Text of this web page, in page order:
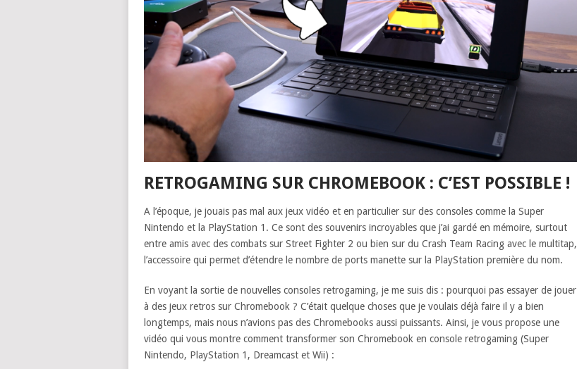
RETROGAMING SUR CHROMEBOOK : C’EST POSSIBLE !
A l’époque, je jouais pas mal aux jeux vidéo et en particulier sur des consoles comme la Super
Nintendo et la PlayStation 1. Ce sont des souvenirs incroyables que j’ai gardé en mémoire, surtout
entre amis avec des combats sur Street Fighter 2 ou bien sur du Crash Team Racing avec le multitap,
l’accessoire qui permet d’étendre le nombre de ports manette sur la PlayStation première du nom.
En voyant la sortie de nouvelles consoles retrogaming, je me suis dis : pourquoi pas essayer de jouer
à des jeux retros sur Chromebook ? C’était quelque choses que je voulais déjà faire il y a bien
longtemps, mais nous n’avions pas des Chromebooks aussi puissants. Ainsi, je vous propose une
vidéo qui vous montre comment transformer son Chromebook en console retrogaming (Super
Nintendo, PlayStation 1, Dreamcast et Wii) :